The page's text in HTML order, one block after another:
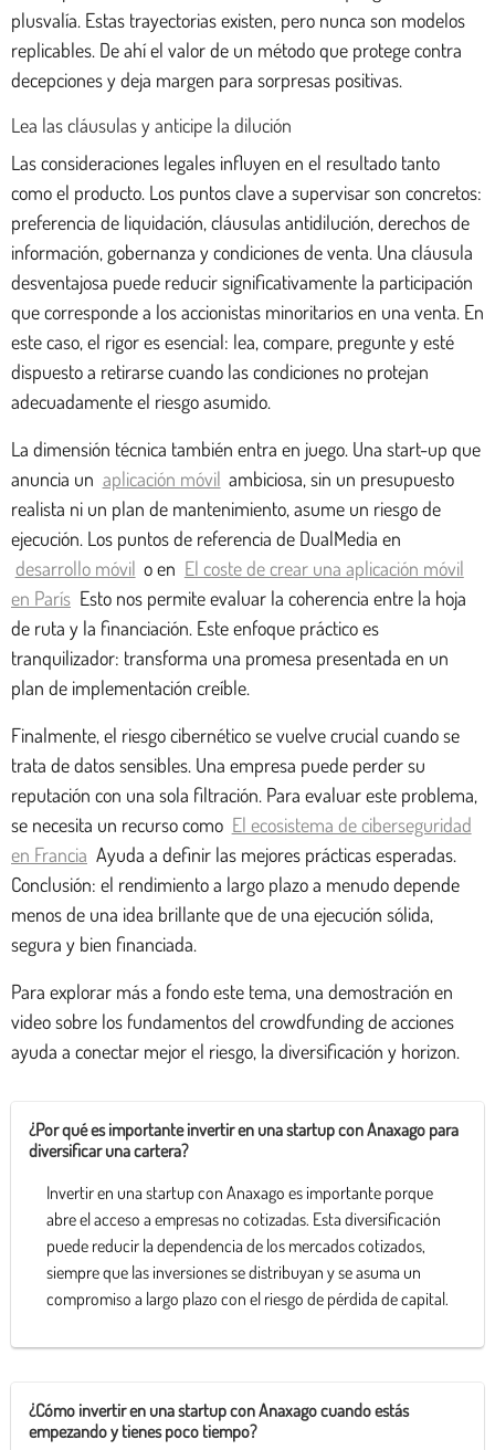
plusvalía. Estas trayectorias existen, pero nunca son modelos
replicables. De ahí el valor de un método que protege contra
decepciones y deja margen para sorpresas positivas.
Lea las cláusulas y anticipe la dilución
Las consideraciones legales influyen en el resultado tanto
como el producto. Los puntos clave a supervisar son concretos:
preferencia de liquidación, cláusulas antidilución, derechos de
información, gobernanza y condiciones de venta. Una cláusula
desventajosa puede reducir significativamente la participación
que corresponde a los accionistas minoritarios en una venta. En
este caso, el rigor es esencial: lea, compare, pregunte y esté
dispuesto a retirarse cuando las condiciones no protejan
adecuadamente el riesgo asumido.
La dimensión técnica también entra en juego. Una start-up que
anuncia un aplicación móvil ambiciosa, sin un presupuesto
realista ni un plan de mantenimiento, asume un riesgo de
ejecución. Los puntos de referencia de DualMedia en
desarrollo móvil o en El coste de crear una aplicación móvil
en París Esto nos permite evaluar la coherencia entre la hoja
de ruta y la financiación. Este enfoque práctico es
tranquilizador: transforma una promesa presentada en un
plan de implementación creíble.
Finalmente, el riesgo cibernético se vuelve crucial cuando se
trata de datos sensibles. Una empresa puede perder su
reputación con una sola filtración. Para evaluar este problema,
se necesita un recurso como El ecosistema de ciberseguridad
en Francia Ayuda a definir las mejores prácticas esperadas.
Conclusión: el rendimiento a largo plazo a menudo depende
menos de una idea brillante que de una ejecución sólida,
segura y bien financiada.
Para explorar más a fondo este tema, una demostración en
video sobre los fundamentos del crowdfunding de acciones
ayuda a conectar mejor el riesgo, la diversificación y horizon.
¿Por qué es importante invertir en una startup con Anaxago para
diversificar una cartera?
Invertir en una startup con Anaxago es importante porque
abre el acceso a empresas no cotizadas. Esta diversificación
puede reducir la dependencia de los mercados cotizados,
siempre que las inversiones se distribuyan y se asuma un
compromiso a largo plazo con el riesgo de pérdida de capital.
¿Cómo invertir en una startup con Anaxago cuando estás
empezando y tienes poco tiempo?